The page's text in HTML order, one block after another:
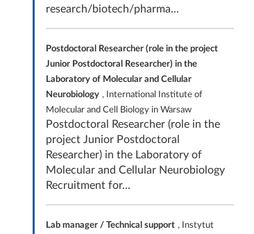
research/biotech/pharma...
Postdoctoral Researcher (role in the project
Junior Postdoctoral Researcher) in the
Laboratory of Molecular and Cellular
Neurobiology , International Institute of
Molecular and Cell Biology in Warsaw
Postdoctoral Researcher (role in the
project Junior Postdoctoral
Researcher) in the Laboratory of
Molecular and Cellular Neurobiology
Recruitment for...
Lab manager / Technical support , Instytut